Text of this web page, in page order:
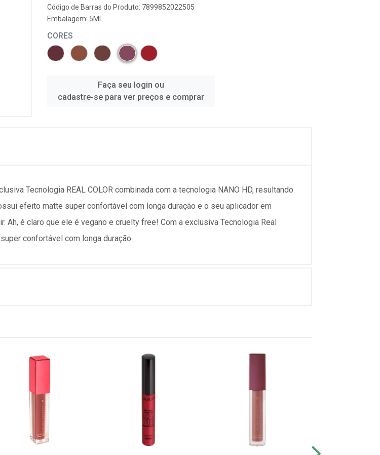
Código de Barras do Produto: 7899852022505
Embalagem: 5ML
CORES
Faça seu login ou
cadastre-se para ver preços e comprar
Tecnologia REAL COLOR combinada com a tecnologia NANO HD, resultando
efeito matte super confortável com longa duração e o seu aplicador em
é claro que ele é vegano e cruelty free! Com a exclusiva Tecnologia Real
confortável com longa duração.